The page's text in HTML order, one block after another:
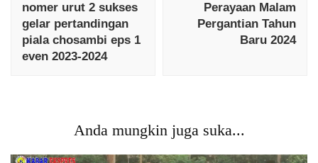
nomer urut 2 sukses
gelar pertandingan
piala chosambi eps 1
even 2023-2024
Perayaan Malam
Pergantian Tahun
Baru 2024
Anda mungkin juga suka...